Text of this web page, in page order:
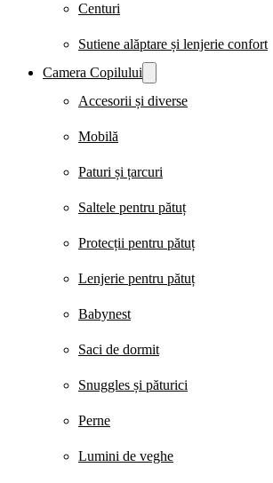
Centuri
Sutiene alăptare și lenjerie confort
Camera Copilului
Accesorii și diverse
Mobilă
Paturi și țarcuri
Saltele pentru pătuț
Protecții pentru pătuț
Lenjerie pentru pătuț
Babynest
Saci de dormit
Snuggles și păturici
Perne
Lumini de veghe